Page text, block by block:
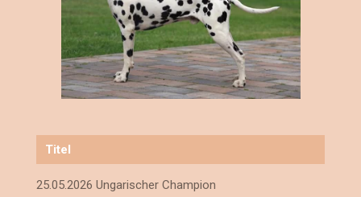
Titel
25.05.2026 Ungarischer Champion